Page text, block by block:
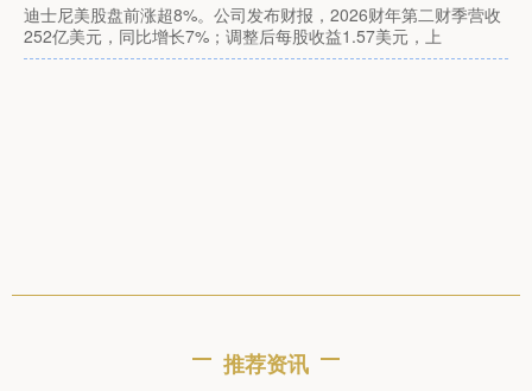
迪士尼美股盘前涨超8%。公司发布财报，2026财年第二财季营收
252亿美元，同比增长7%；调整后每股收益1.57美元，上
推荐资讯